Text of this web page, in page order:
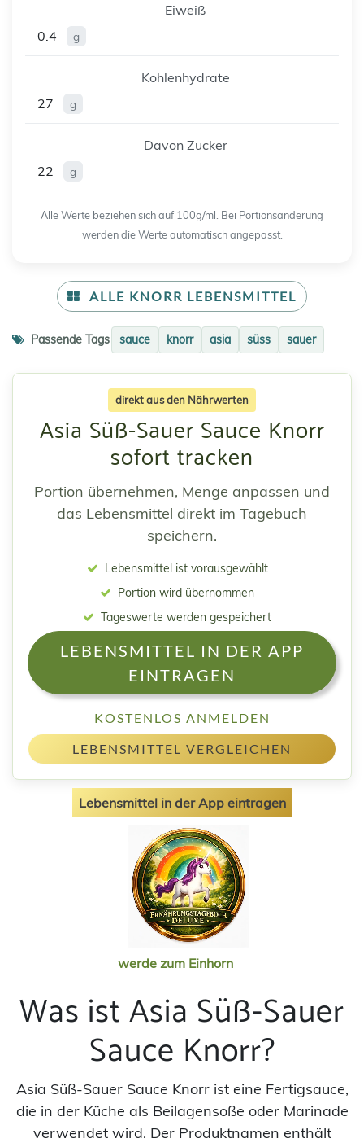
Eiweiß
0.4
g
Kohlenhydrate
27
g
Davon Zucker
22
g
Alle Werte beziehen sich auf 100g/ml. Bei Portionsänderung
werden die Werte automatisch angepasst.
ALLE KNORR LEBENSMITTEL
Passende Tags sauce knorr asia süss sauer
direkt aus den Nährwerten
Asia Süß-Sauer Sauce Knorr
sofort tracken
Portion übernehmen, Menge anpassen und
das Lebensmittel direkt im Tagebuch
speichern.
Lebensmittel ist vorausgewählt
Portion wird übernommen
Tageswerte werden gespeichert
LEBENSMITTEL IN DER APP
EINTRAGEN
KOSTENLOS ANMELDEN
LEBENSMITTEL VERGLEICHEN
Lebensmittel in der App eintragen
werde zum Einhorn
Was ist Asia Süß-Sauer
Sauce Knorr?
Asia Süß-Sauer Sauce Knorr ist eine Fertigsauce,
die in der Küche als Beilagensoße oder Marinade
verwendet wird. Der Produktnamen enthält